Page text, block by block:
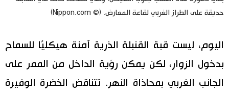
حديقة على الطراز الغربي لقاعة المعارض. (© Nippon.com)
اليوم، ليست قبة القنبلة الذرية آمنة هيكليًا للسماح
بدخول الزوار، لكن يمكن رؤية الداخل من الممر على
الجانب الغربي بمحاذاة النهر. تتناقض الخضرة الوفيرة